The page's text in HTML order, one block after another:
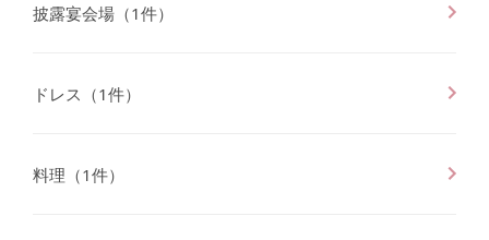
披露宴会場 （1件）
ドレス （1件）
料理 （1件）